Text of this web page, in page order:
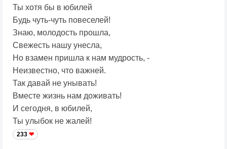
Ты хотя бы в юбилей
Будь чуть-чуть повеселей!
Знаю, молодость прошла,
Свежесть нашу унесла,
Но взамен пришла к нам мудрость, -
Неизвестно, что важней.
Так давай не унывать!
Вместе жизнь нам доживать!
И сегодня, в юбилей,
Ты улыбок не жалей!
233